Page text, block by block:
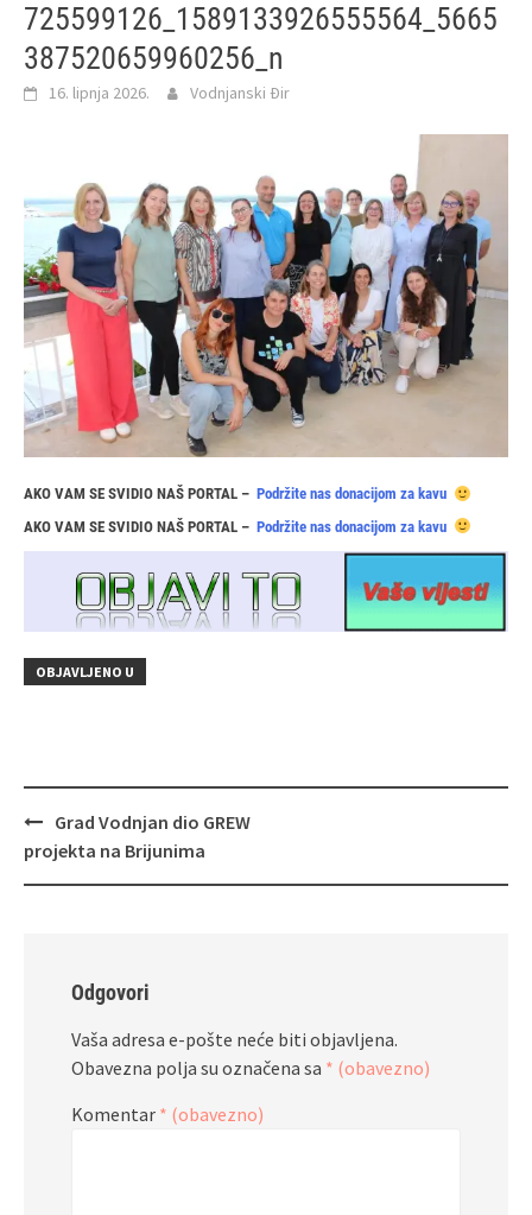
725599126_1589133926555564_5665
387520659960256_n
16. lipnja 2026. Vodnjanski Đir
AKO VAM SE SVIDIO NAŠ PORTAL – Podržite nas donacijom za kavu
AKO VAM SE SVIDIO NAŠ PORTAL – Podržite nas donacijom za kavu
OBJAVLJENO U
Navigacija
objava
Grad Vodnjan dio GREW
projekta na Brijunima
Odgovori
Vaša adresa e-pošte neće biti objavljena.
Obavezna polja su označena sa * (obavezno)
Komentar * (obavezno)